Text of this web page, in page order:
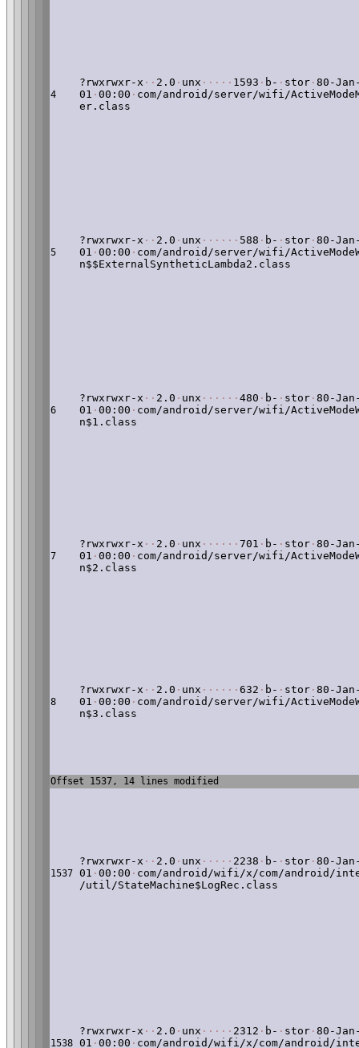
4
?rwxrwxr-x · · 2.0 · unx · · · · · 1593 · b- · stor · 80-
01 · 00:00 · com/android/server/wifi/
er.class
5
?rwxrwxr-x · · 2.0 · unx · · · · · · 588 · b- · stor · 80-
01 · 00:00 · com/android/server/wifi/
n$$ExternalSyntheticLambda2.class
6
?rwxrwxr-x · · 2.0 · unx · · · · · · 480 · b- · stor · 80-
01 · 00:00 · com/android/server/wifi/
n$1.class
7
?rwxrwxr-x · · 2.0 · unx · · · · · · 701 · b- · stor · 80-
01 · 00:00 · com/android/server/wifi/
n$2.class
8
?rwxrwxr-x · · 2.0 · unx · · · · · · 632 · b- · stor · 80-
01 · 00:00 · com/android/server/wifi/
n$3.class
Offset 1537, 14 lines modified
1537
?rwxrwxr-x · · 2.0 · unx · · · · · 2238 · b- · stor · 80-
01 · 00:00 · com/android/wifi/x/com/android/
/util/StateMachine$LogRec.class
1538
?rwxrwxr-x · · 2.0 · unx · · · · · 2312 · b- · stor · 80-
01 · 00:00 · com/android/wifi/x/com/android/